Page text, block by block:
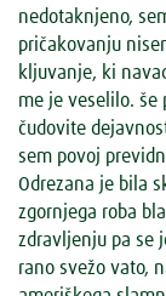
nedotaknjeno,
pričakovanju
kljuvanje, ki
me je veselilo. še
čudovite
sem povoj
Odrezana je bila
zgornjega roba
zdravljenju pa se
rano svežo vato,